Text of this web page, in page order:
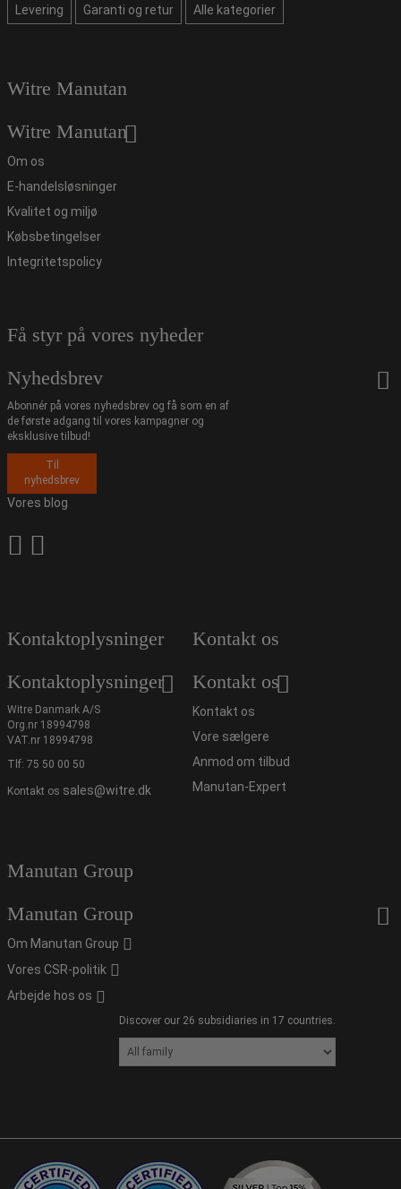
Levering Garanti og retur Alle kategorier
Witre Manutan
Witre Manutan
Om os
E-handelsløsninger
Kvalitet og miljø
Købsbetingelser
Integritetspolicy
Få styr på vores nyheder
Nyhedsbrev
Abonnér på vores nyhedsbrev og få som en af
de første adgang til vores kampagner og
eksklusive tilbud!
Til
nyhedsbrev
Vores blog
Kontaktoplysninger
Kontaktoplysninger
Witre Danmark A/S
Org.nr 18994798
VAT.nr 18994798
Tlf: 75 50 00 50
Kontakt os sales@witre.dk
Kontakt os
Kontakt os
Kontakt os
Vore sælgere
Anmod om tilbud
Manutan-Expert
Manutan Group
Manutan Group
Om Manutan Group
Vores CSR-politik
Arbejde hos os
Discover our 26 subsidiaries in 17 countries.